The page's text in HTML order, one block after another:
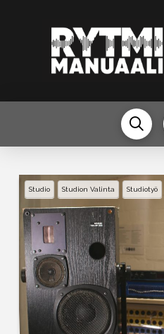
Studio Studion Valinta Studiotyö